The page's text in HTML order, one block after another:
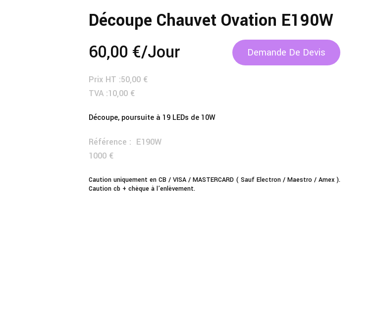
Découpe Chauvet Ovation E190W
60,00 €/jour Demande De Devis
Prix HT :50,00 €
TVA :10,00 €
Découpe, poursuite à 19 LEDs de 10W
Référence : E190W
1000 €
Caution uniquement en CB / VISA / MASTERCARD ( Sauf Electron / Maestro / Amex ).
Caution cb + chèque à l’enlèvement.